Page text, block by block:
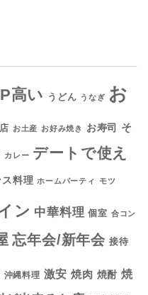
高い うどん うなぎ お
お土産 お好み焼き お寿司 そ
カレー デートで使え
ス料理 ホームパーティ モツ
ン 中華料理 個室 合コン
忘年会/新年会 接待
沖縄料理 激安 焼肉 焼酎 焼